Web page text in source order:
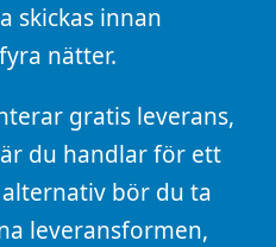
skickas innan
nätter.
gratis leverans,
du handlar för ett
bör du ta
leveransformen,